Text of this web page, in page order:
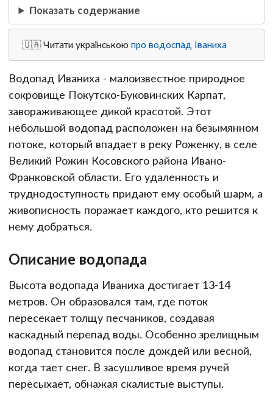
Показать содержание
🇺🇦 Читати українськоюпро водоспад Іваниха
Водопад Иваниха - малоизвестное природное
сокровище Покутско-Буковинских Карпат,
завораживающее дикой красотой. Этот
небольшой водопад расположен на безымянном
потоке, который впадает в реку Роженку, в селе
Великий Рожин Косовского района Ивано-
Франковской области. Его удаленность и
труднодоступность придают ему особый шарм, а
живописность поражает каждого, кто решится к
нему добраться.
Описание водопада
Высота водопада Иваниха достигает 13-14
метров. Он образовался там, где поток
пересекает толщу песчаников, создавая
каскадный перепад воды. Особенно зрелищным
водопад становится после дождей или весной,
когда тает снег. В засушливое время ручей
пересыхает, обнажая скалистые выступы.